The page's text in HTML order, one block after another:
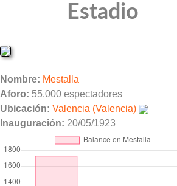
Estadio
Nombre: Mestalla
Aforo: 55.000 espectadores
Ubicación: Valencia (Valencia)
Inauguración: 20/05/1923